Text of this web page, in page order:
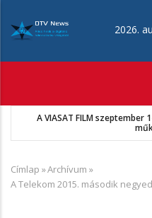
tartalomra
2026.
A VIASAT FILM
Morzsa
Címlap »Archívum »
A Telekom 2015. második